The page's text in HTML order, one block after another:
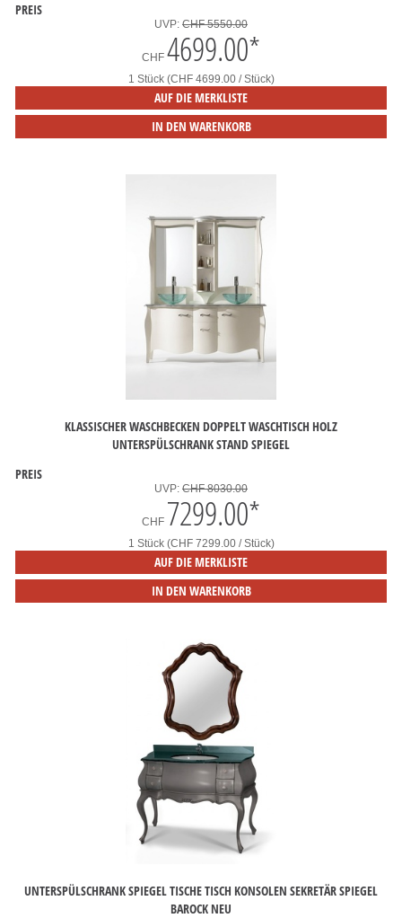
PREIS
UVP: CHF 5550.00
CHF 4699.00*
1 Stück (CHF 4699.00 / Stück)
AUF DIE MERKLISTE
IN DEN WARENKORB
KLASSISCHER WASCHBECKEN DOPPELT WASCHTISCH HOLZ
UNTERSPÜLSCHRANK STAND SPIEGEL
PREIS
UVP: CHF 8030.00
CHF 7299.00*
1 Stück (CHF 7299.00 / Stück)
AUF DIE MERKLISTE
IN DEN WARENKORB
UNTERSPÜLSCHRANK SPIEGEL TISCHE TISCH KONSOLEN SEKRETÄR SPIEGEL
BAROCK NEU